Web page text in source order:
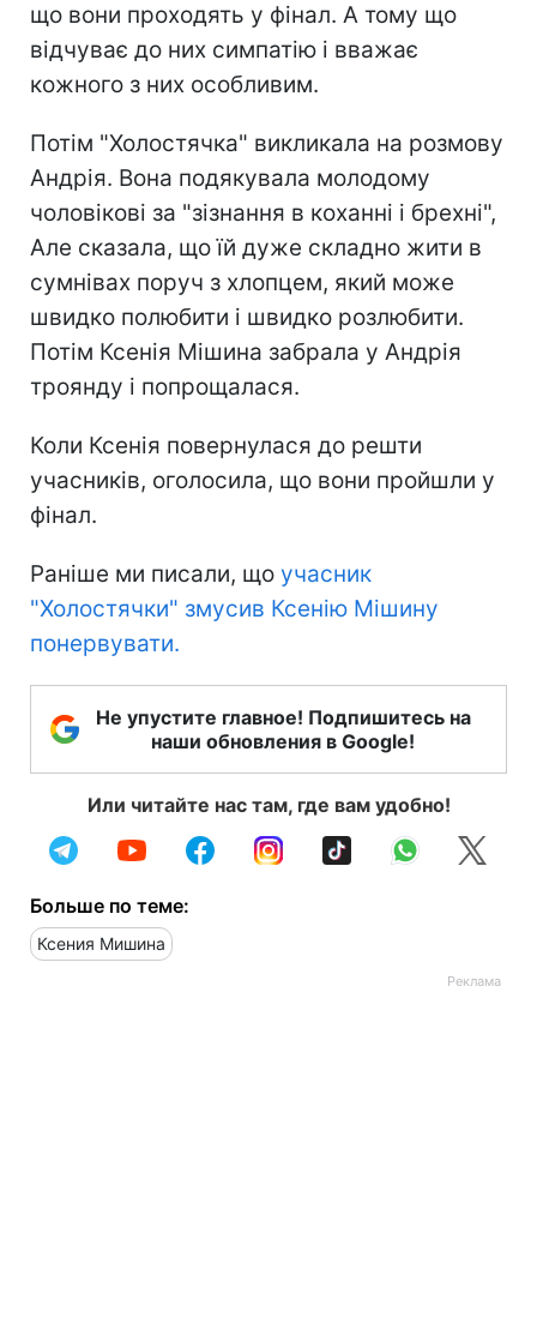
що вони проходять у фінал. А тому що
відчуває до них симпатію і вважає
кожного з них особливим.
Потім "Холостячка" викликала на розмову
Андрія. Вона подякувала молодому
чоловікові за "зізнання в коханні і брехні",
Але сказала, що їй дуже складно жити в
сумнівах поруч з хлопцем, який може
швидко полюбити і швидко розлюбити.
Потім Ксенія Мішина забрала у Андрія
троянду і попрощалася.
Коли Ксенія повернулася до решти
учасників, оголосила, що вони пройшли у
фінал.
Раніше ми писали, що учасник
"Холостячки" змусив Ксенію Мішину
понервувати.
Не упустите главное! Подпишитесь на
наши обновления в Google!
Или читайте нас там, где вам удобно!
Больше по теме:
Ксения Мишина